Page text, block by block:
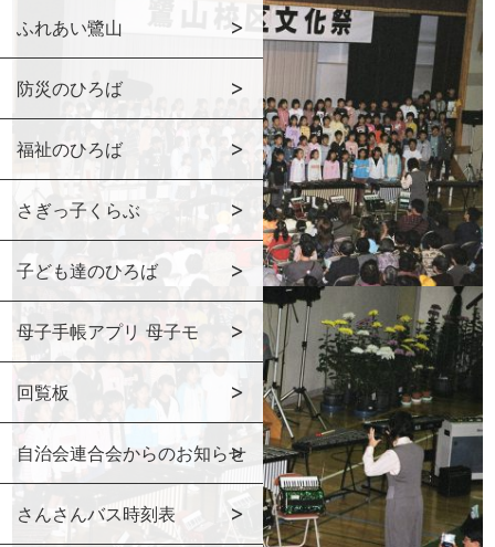
ふれあい鷺山
防災のひろば
福祉のひろば
さぎっ子くらぶ
子ども達のひろば
母子手帳アプリ 母子モ
回覧板
自治会連合会からのお知らせ
さんさんバス時刻表